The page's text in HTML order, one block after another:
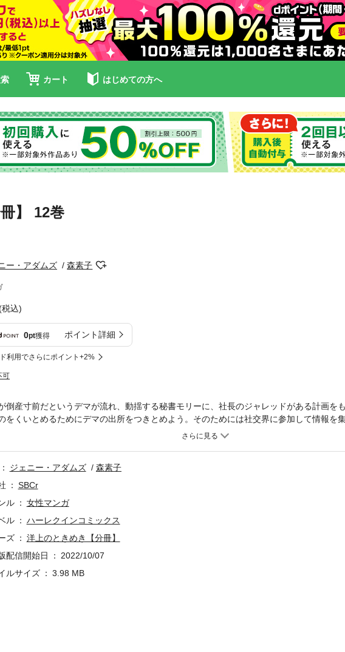
カート はじめての方へ
】 12巻
ー・アダムズ 森素子
税込)
0pt獲得 ポイント詳細
利用でさらにポイント+2%
可
倒産寸前だというデマが流れ、動揺する秘書モリーに、社長のジャレッドがある計画を
をくいとめるためにデマの出所をつきとめよう。そのためには社交界に参加して情報を
求められたモリーは気が進まなかった。地味な庶民の私がパーティーに混ざっても恥をか
ジェニー・アダムズ
森素子
SBCr
ル
女性マンガ
ル
ハーレクインコミックス
ズ
洋上のときめき【分冊】
配信開始日
2022/10/07
ルサイズ
3.98 MB